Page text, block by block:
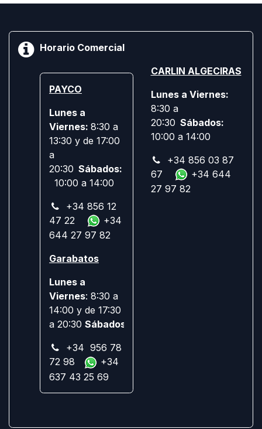
Horario Comercial
PAYCO
Lunes a
Viernes: 8:30 a
13:30 y de 17:00
a
20:30 Sábados:
10:00 a 14:00
+34 856 12
47 22
+34
644 27 97 82
Garabatos
Lunes a
Viernes: 8:30 a
14:00 y de 17:30
a 20:30 Sábados:
+34 956 78
72 98
+34
637 43 25 69
CARLIN ALGECIRAS
Lunes a Viernes:
8:30 a
20:30 Sábados:
10:00 a 14:00
+34 856 03 87
67
+34 644
27 97 82